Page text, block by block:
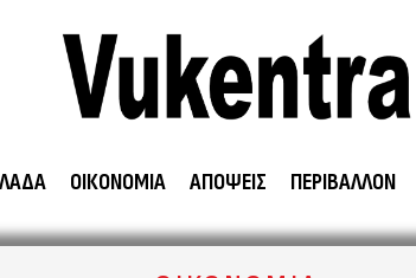
ΟΙΚΟΝΟΜΙΑ ΑΠΟΨΕΙΣ ΠΕΡΙΒΑΛΛΟΝ